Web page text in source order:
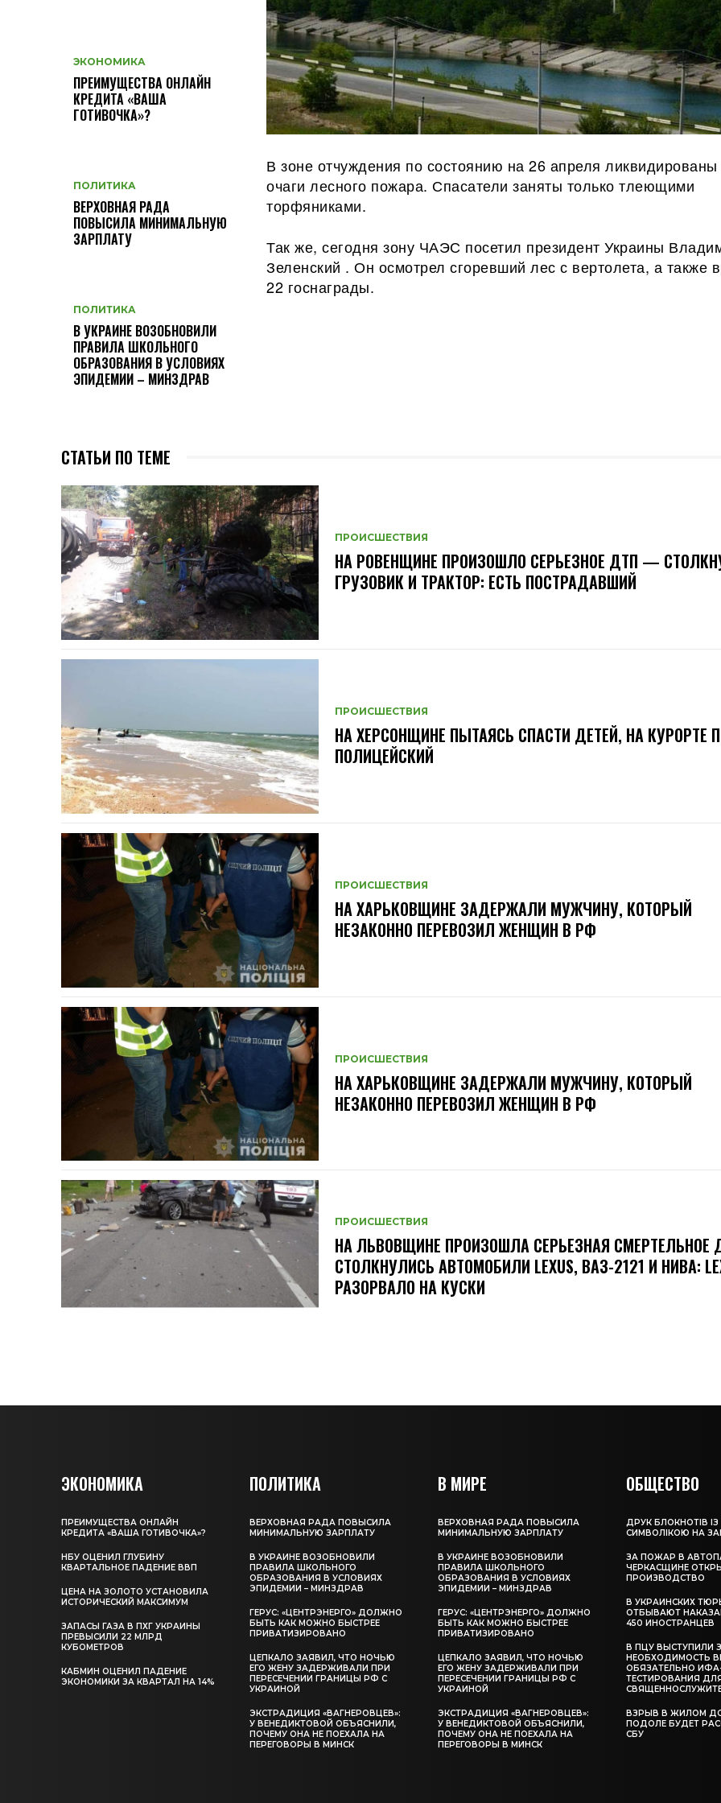
ЭКОНОМИКА
ПРЕИМУЩЕСТВА ОНЛАЙН
КРЕДИТА «ВАША
ГОТИВОЧКА»?
ПОЛИТИКА
ВЕРХОВНАЯ РАДА
ПОВЫСИЛА МИНИМАЛЬНУЮ
ЗАРПЛАТУ
ПОЛИТИКА
В УКРАИНЕ ВОЗОБНОВИЛИ
ПРАВИЛА ШКОЛЬНОГО
ОБРАЗОВАНИЯ В УСЛОВИЯХ
ЭПИДЕМИИ – МИНЗДРАВ
В зоне отчуждения по состоянию на 26 апреля ликвидированы
очаги лесного пожара. Спасатели заняты только тлеющими
торфяниками.
Так же, сегодня зону ЧАЭС посетил президент Украины
Зеленский . Он осмотрел сгоревший лес с вертолета, а также
22 госнаграды.
СТАТЬИ ПО ТЕМЕ
ПРОИСШЕСТВИЯ
НА РОВЕНЩИНЕ ПРОИЗОШЛО СЕРЬЕЗНОЕ ДТП —
ГРУЗОВИК И ТРАКТОР: ЕСТЬ ПОСТРАДАВШИЙ
ПРОИСШЕСТВИЯ
НА ХЕРСОНЩИНЕ ПЫТАЯСЬ СПАСТИ ДЕТЕЙ, НА КУРОРТЕ
ПОЛИЦЕЙСКИЙ
ПРОИСШЕСТВИЯ
НА ХАРЬКОВЩИНЕ ЗАДЕРЖАЛИ МУЖЧИНУ, КОТОРЫЙ
НЕЗАКОННО ПЕРЕВОЗИЛ ЖЕНЩИН В РФ
ПРОИСШЕСТВИЯ
НА ХАРЬКОВЩИНЕ ЗАДЕРЖАЛИ МУЖЧИНУ, КОТОРЫЙ
НЕЗАКОННО ПЕРЕВОЗИЛ ЖЕНЩИН В РФ
ПРОИСШЕСТВИЯ
НА ЛЬВОВЩИНЕ ПРОИЗОШЛА СЕРЬЕЗНАЯ
СТОЛКНУЛИСЬ АВТОМОБИЛИ LEXUS, ВАЗ-2121 И НИВА:
РАЗОРВАЛО НА КУСКИ
ЭКОНОМИКА
ПРЕИМУЩЕСТВА ОНЛАЙН
КРЕДИТА «ВАША ГОТИВОЧКА»?
НБУ ОЦЕНИЛ ГЛУБИНУ
КВАРТАЛЬНОЕ ПАДЕНИЕ ВВП
ЦЕНА НА ЗОЛОТО УСТАНОВИЛА
ИСТОРИЧЕСКИЙ МАКСИМУМ
ЗАПАСЫ ГАЗА В ПХГ УКРАИНЫ
ПРЕВЫСИЛИ 22 МЛРД
КУБОМЕТРОВ
КАБМИН ОЦЕНИЛ ПАДЕНИЕ
ЭКОНОМИКИ ЗА КВАРТАЛ НА 14%
ПОЛИТИКА
ВЕРХОВНАЯ РАДА ПОВЫСИЛА
МИНИМАЛЬНУЮ ЗАРПЛАТУ
В УКРАИНЕ ВОЗОБНОВИЛИ
ПРАВИЛА ШКОЛЬНОГО
ОБРАЗОВАНИЯ В УСЛОВИЯХ
ЭПИДЕМИИ – МИНЗДРАВ
ГЕРУС: «ЦЕНТРЭНЕРГО» ДОЛЖНО
БЫТЬ КАК МОЖНО БЫСТРЕЕ
ПРИВАТИЗИРОВАНО
ЦЕПКАЛО ЗАЯВИЛ, ЧТО НОЧЬЮ
ЕГО ЖЕНУ ЗАДЕРЖИВАЛИ ПРИ
ПЕРЕСЕЧЕНИИ ГРАНИЦЫ РФ С
УКРАИНОЙ
ЭКСТРАДИЦИЯ «ВАГНЕРОВЦЕВ»:
У ВЕНЕДИКТОВОЙ ОБЪЯСНИЛИ,
ПОЧЕМУ ОНА НЕ ПОЕХАЛА НА
ПЕРЕГОВОРЫ В МИНСК
В МИРЕ
ВЕРХОВНАЯ РАДА ПОВЫСИЛА
МИНИМАЛЬНУЮ ЗАРПЛАТУ
В УКРАИНЕ ВОЗОБНОВИЛИ
ПРАВИЛА ШКОЛЬНОГО
ОБРАЗОВАНИЯ В УСЛОВИЯХ
ЭПИДЕМИИ – МИНЗДРАВ
ГЕРУС: «ЦЕНТРЭНЕРГО» ДОЛЖНО
БЫТЬ КАК МОЖНО БЫСТРЕЕ
ПРИВАТИЗИРОВАНО
ЦЕПКАЛО ЗАЯВИЛ, ЧТО НОЧЬЮ
ЕГО ЖЕНУ ЗАДЕРЖИВАЛИ ПРИ
ПЕРЕСЕЧЕНИИ ГРАНИЦЫ РФ С
УКРАИНОЙ
ЭКСТРАДИЦИЯ «ВАГНЕРОВЦЕВ»:
У ВЕНЕДИКТОВОЙ ОБЪЯСНИЛИ,
ПОЧЕМУ ОНА НЕ ПОЕХАЛА НА
ПЕРЕГОВОРЫ В МИНСК
ОБЩЕСТВО
ДРУК БЛОКНОТІВ ІЗ
СИМВОЛІКОЮ НА
ЗА ПОЖАР В
ЧЕРКАСЩИНЕ
ПРОИЗВОДСТВО
В УКРАИНСКИХ
ОТБЫВАЮТ
450 ИНОСТРАНЦЕВ
В ПЦУ ВЫСТУПИЛИ
НЕОБХОДИМОСТЬ
ОБЯЗАТЕЛЬНО
ТЕСТИРОВАНИЯ ДЛЯ
ВЗРЫВ В ЖИЛОМ
ПОДОЛЕ БУДЕТ
СБУ